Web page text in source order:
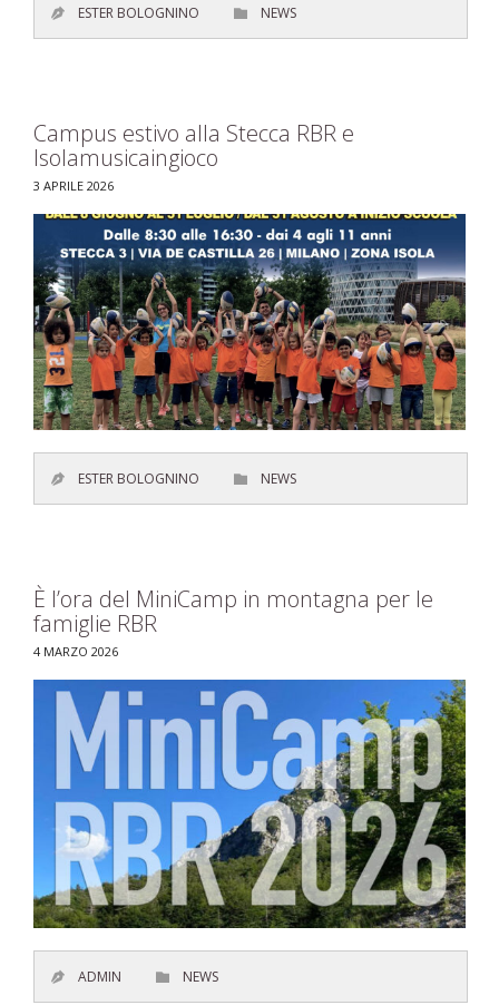
 ESTER BOLOGNINO  CATEGORY
NEWS
Campus estivo alla Stecca RBR e
Isolamusicaingioco
3 APRILE 2026
 ESTER BOLOGNINO  CATEGORY
NEWS
È l’ora del MiniCamp in montagna per le
famiglie RBR
4 MARZO 2026
 ADMIN  CATEGORY
NEWS